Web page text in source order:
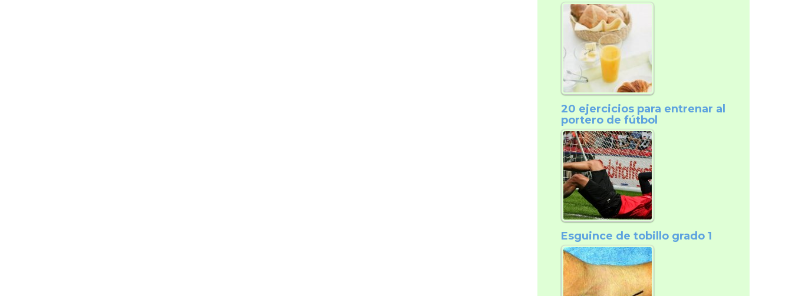
20 ejercicios para entrenar al
portero de fútbol
Esguince de tobillo grado 1